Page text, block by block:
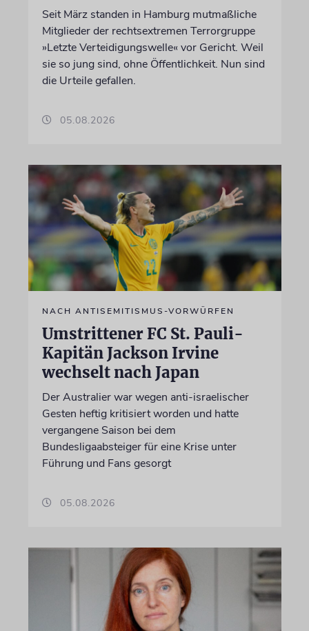
Seit März standen in Hamburg mutmaßliche
Mitglieder der rechtsextremen Terrorgruppe
»Letzte Verteidigungswelle« vor Gericht. Weil
sie so jung sind, ohne Öffentlichkeit. Nun sind
die Urteile gefallen.
05.08.2026
NACH ANTISEMITISMUS-VORWÜRFEN
Umstrittener FC St. Pauli-
Kapitän Jackson Irvine
wechselt nach Japan
Der Australier war wegen anti-israelischer
Gesten heftig kritisiert worden und hatte
vergangene Saison bei dem
Bundesligaabsteiger für eine Krise unter
Führung und Fans gesorgt
05.08.2026